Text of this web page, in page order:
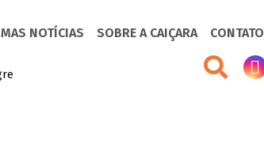
NOTÍCIAS SOBRE A CAIÇARA CONTATO